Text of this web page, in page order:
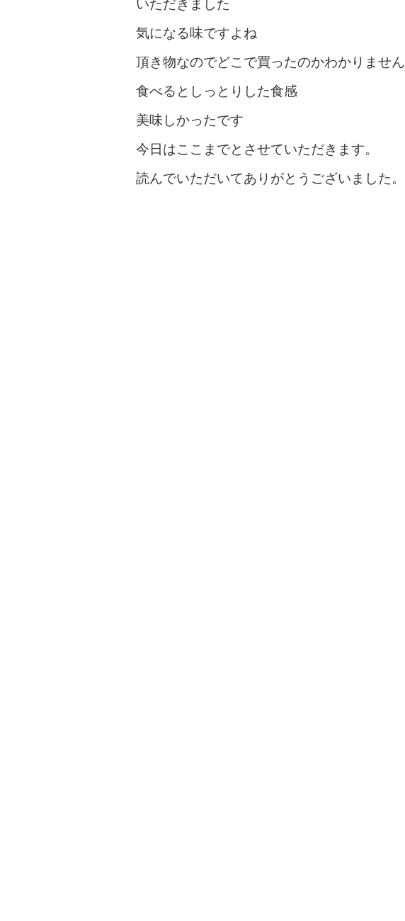
いただきました
気になる味ですよね
頂き物なのでどこで買ったのかわかりません
食べるとしっとりした食感
美味しかったです
今日はここまでとさせていただきます。
読んでいただいてありがとうございました。